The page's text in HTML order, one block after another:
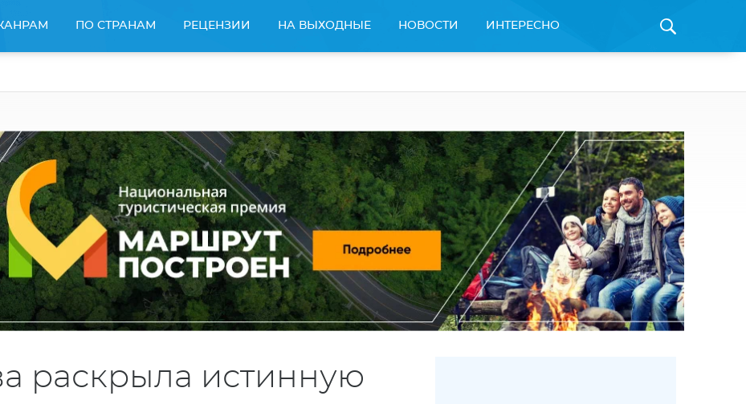
ПО СТРАНАМ РЕЦЕНЗИИ НА ВЫХОДНЫЕ НОВОСТИ ИНТЕРЕСНО
раскрыла истинную